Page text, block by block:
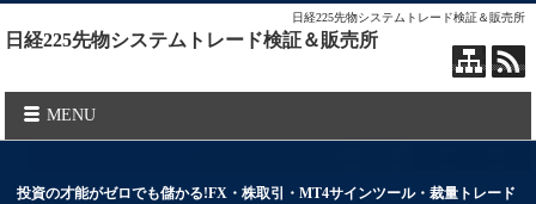
日経225先物システムトレード検証＆販売所
日経225先物システムトレード検証＆販売所
MENU
投資の才能がゼロでも儲かる!FX・株取引・MT4サインツール・裁量トレード